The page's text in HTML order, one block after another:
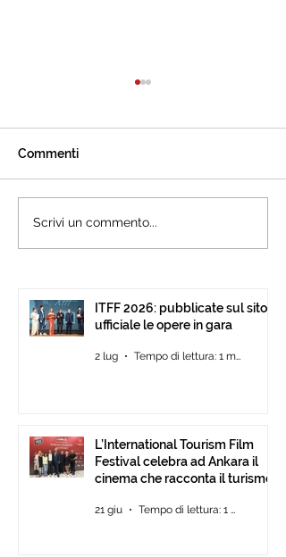
L’International Tourism
Commenti
Scrivi un commento...
ITFF 2026: pubblicate sul sito
ufficiale le opere in gara
2 lug Tempo di lettura: 1 min
L’International Tourism Film
Festival celebra ad Ankara il
cinema che racconta il turismo.
21 giu Tempo di lettura: 1 min